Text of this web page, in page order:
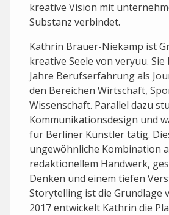
kreative Vision mit
Substanz verbindet.
Kathrin Bräuer-Niekamp ist
kreative Seele von veryuu.
Jahre Berufserfahrung als
den Bereichen Wirtschaft,
Wissenschaft. Parallel dazu
Kommunikationsdesign und
für Berliner Künstler tätig.
ungewöhnliche Kombination
redaktionellem Handwerk,
Denken und einem tiefen
Storytelling ist die Grundlage
2017 entwickelt Kathrin die